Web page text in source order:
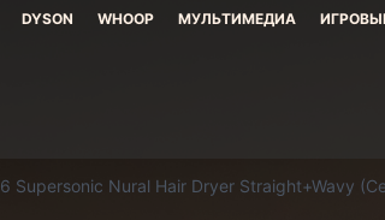
DYSON WHOOP МУЛЬТИМЕДИА
Supersonic Nural Hair Dryer Straight+Wavy